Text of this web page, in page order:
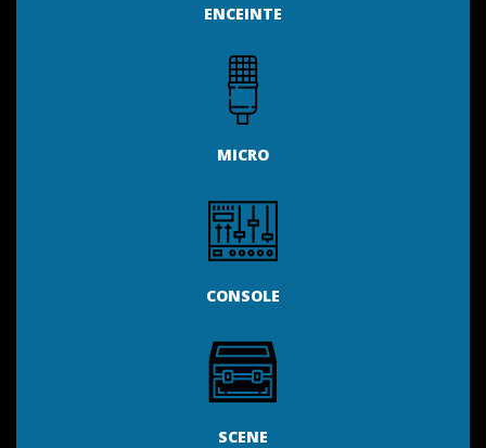
ENCEINTE
MICRO
CONSOLE
SCENE